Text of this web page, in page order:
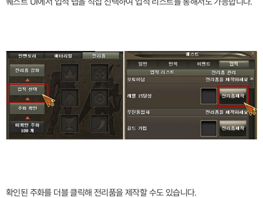
확인된 주화를 더블 클릭해 전리품을 제작할 수도 있습니다.